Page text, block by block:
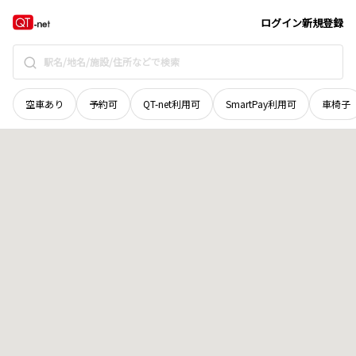
ログイン新規登録
空車あり 予約可 QT-net利用可 SmartPay利用可 車椅子
山形県